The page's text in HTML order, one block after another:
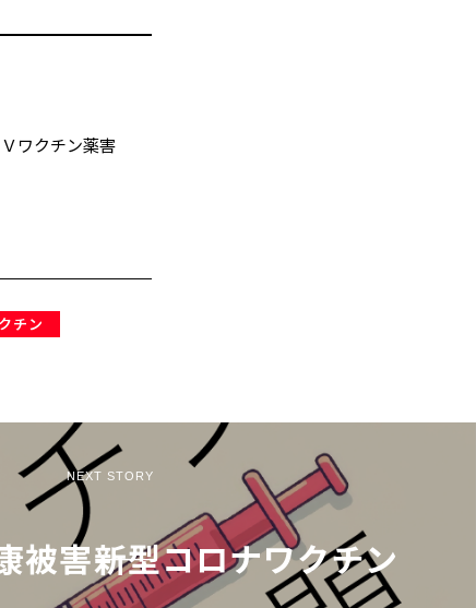
ワクチン薬害
チン
NEXT STORY
害――新型コロナワクチン